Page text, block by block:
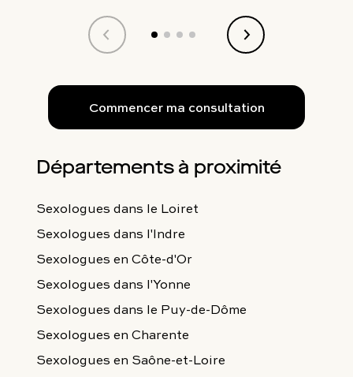
Commencer ma consultation
Départements à proximité
Sexologues dans le Loiret
Sexologues dans l'Indre
Sexologues en Côte-d'Or
Sexologues dans l'Yonne
Sexologues dans le Puy-de-Dôme
Sexologues en Charente
Sexologues en Saône-et-Loire